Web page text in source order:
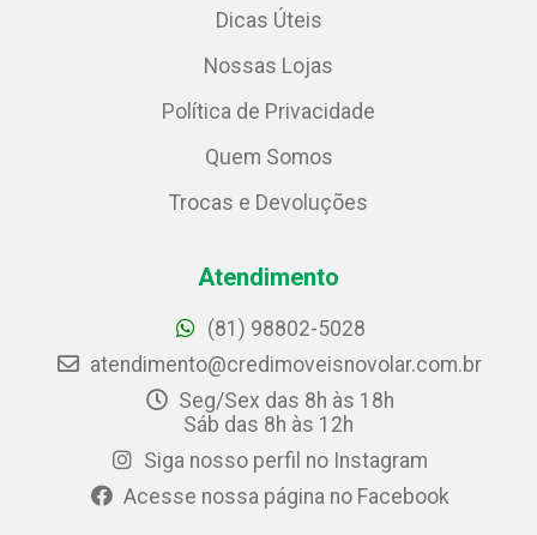
Dicas Úteis
Nossas Lojas
Política de Privacidade
Quem Somos
Trocas e Devoluções
Atendimento
(81) 98802-5028
atendimento@credimoveisnovolar.com.br
Seg/Sex das 8h às 18h
Sáb das 8h às 12h
Siga nosso perfil no Instagram
Acesse nossa página no Facebook